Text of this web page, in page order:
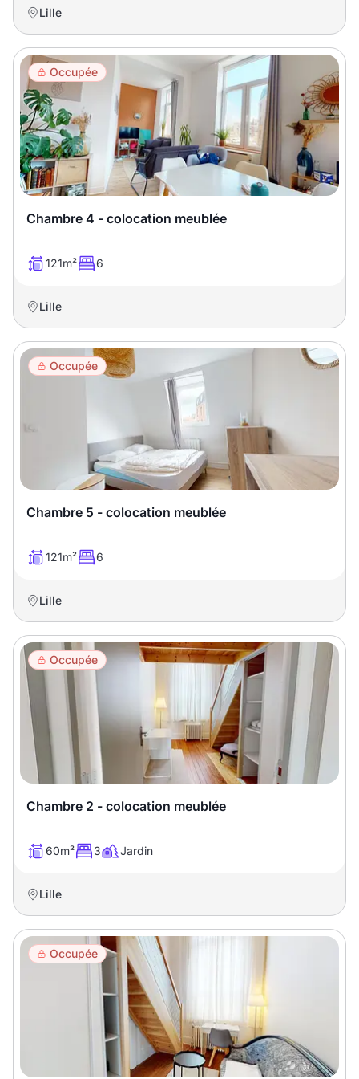
Lille
Occupée
Chambre 4 - colocation meublée
121m² 6
Lille
Occupée
Chambre 5 - colocation meublée
121m² 6
Lille
Occupée
Chambre 2 - colocation meublée
60m² 3 Jardin
Lille
Occupée